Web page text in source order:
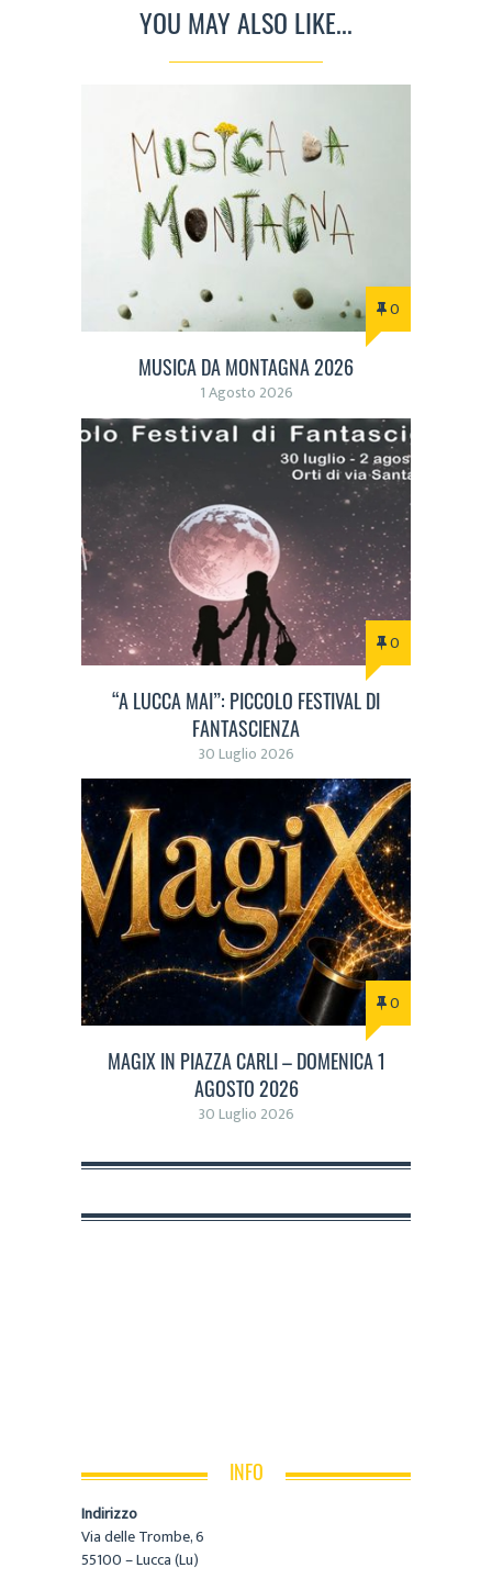
YOU MAY ALSO LIKE...
0
MUSICA DA MONTAGNA 2026
1 Agosto 2026
0
“A LUCCA MAI”: PICCOLO FESTIVAL DI
FANTASCIENZA
30 Luglio 2026
0
MAGIX IN PIAZZA CARLI – DOMENICA 1
AGOSTO 2026
30 Luglio 2026
INFO
Indirizzo
Via delle Trombe, 6
55100 – Lucca (Lu)